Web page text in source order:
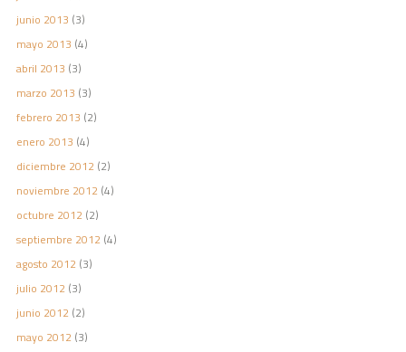
junio 2013 (3)
mayo 2013 (4)
abril 2013 (3)
marzo 2013 (3)
febrero 2013 (2)
enero 2013 (4)
diciembre 2012 (2)
noviembre 2012 (4)
octubre 2012 (2)
septiembre 2012 (4)
agosto 2012 (3)
julio 2012 (3)
junio 2012 (2)
mayo 2012 (3)